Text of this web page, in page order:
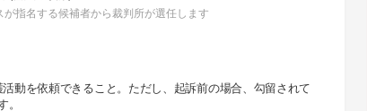
指名する候補者から裁判所が選任します
動を依頼できること。ただし、起訴前の場合、勾留されて
。